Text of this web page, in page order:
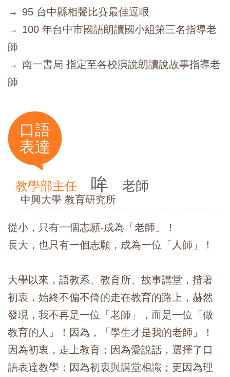
95 台中縣相聲比賽最佳逗哏
100 年台中市國語朗讀國小組第三名指導老
師
南一書局 指定至各校演說朗讀說故事指導老
師
口語
表達
教學部主任 哞 老師
中興大學 教育研究所
從小，只有一個志願-成為「老師」！
長大，也只有一個志願，成為一位「人師」！
大學以來，語教系、教育所、故事講堂，揹著
初衷，始終不偏不倚的走在教育的路上，赫然
發現，我不再是一位「老師」，而是一位「做
教育的人」！因為，「學生才是我的老師」！
因為初衷，走上教育；因為愛說話，選擇了口
語表達教學；因為初衷與講堂相識；更因為理